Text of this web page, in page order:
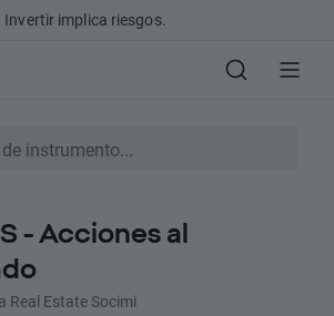
Invertir implica riesgos.
- Acciones al
Real Estate Socimi